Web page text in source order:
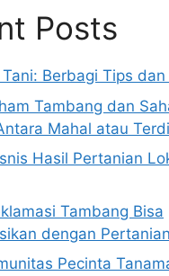
Posts
Berbagi Tips
Tambang dan
Mahal atau
Hasil Pertanian
Tambang Bisa
dengan
Pecinta